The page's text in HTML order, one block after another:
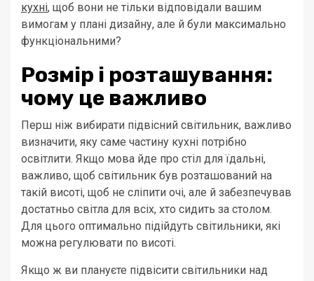
кухні, щоб вони не тільки відповідали вашим
вимогам у плані дизайну, але й були максимально
функціональними?
Розмір і розташування:
чому це важливо
Перш ніж вибирати підвісний світильник, важливо
визначити, яку саме частину кухні потрібно
освітлити. Якщо мова йде про стіл для їдальні,
важливо, щоб світильник був розташований на
такій висоті, щоб не сліпити очі, але й забезпечував
достатньо світла для всіх, хто сидить за столом.
Для цього оптимально підійдуть світильники, які
можна регулювати по висоті.
Якщо ж ви плануєте підвісити світильники над